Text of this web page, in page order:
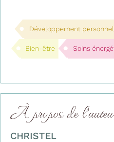
Développement personnel
Bien-être Soins
À propos de
CHRISTEL